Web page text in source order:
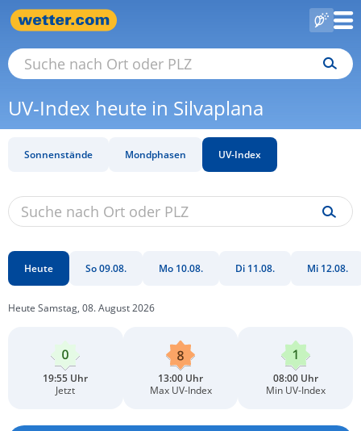
UV-Index heute in Silvaplana
Sonnenstände Mondphasen UV-Index
Heute So 09.08. Mo 10.08. Di 11.08. Mi 12.08.
Heute Samstag, 08. August 2026
19:55 Uhr
Jetzt
13:00 Uhr
Max UV-Index
08:00 Uhr
Min UV-Index